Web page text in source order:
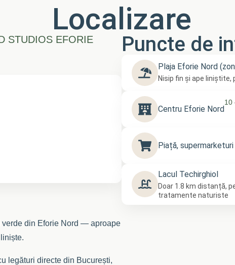
Localizare
STUDIOS EFORIE
verde din Eforie Nord — aproape
legături directe din București,
Puncte de
Plaja Eforie Nord
Nisip fin și ape
Centru Eforie Nord
10
Piață,
Lacul Techirghiol
Doar 1.8 km distanță,
tratamente naturiste